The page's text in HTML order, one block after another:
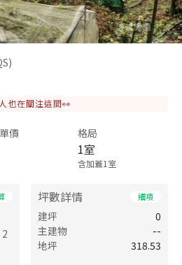
人也在關注這間👀
價 格局
1室
含加蓋1室
2
坪數詳情 細項
建坪
0
主建物
--
地坪
318.53